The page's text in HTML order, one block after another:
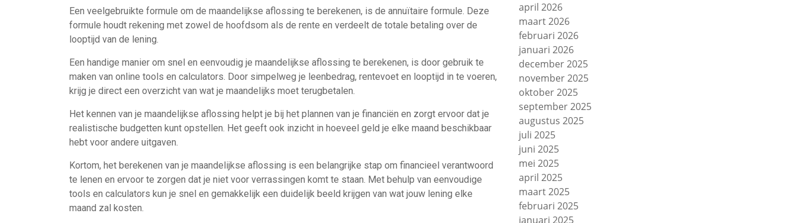
Een veelgebruikte formule om de maandelijkse aflossing te berekenen, is de annuïtaire formule. Deze
formule houdt rekening met zowel de hoofdsom als de rente en verdeelt de totale betaling over de
looptijd van de lening.
Een handige manier om snel en eenvoudig je maandelijkse aflossing te berekenen, is door gebruik te
maken van online tools en calculators. Door simpelweg je leenbedrag, rentevoet en looptijd in te voeren,
krijg je direct een overzicht van wat je maandelijks moet terugbetalen.
Het kennen van je maandelijkse aflossing helpt je bij het plannen van je financiën en zorgt ervoor dat je
realistische budgetten kunt opstellen. Het geeft ook inzicht in hoeveel geld je elke maand beschikbaar
hebt voor andere uitgaven.
Kortom, het berekenen van je maandelijkse aflossing is een belangrijke stap om financieel verantwoord
te lenen en ervoor te zorgen dat je niet voor verrassingen komt te staan. Met behulp van eenvoudige
tools en calculators kun je snel en gemakkelijk een duidelijk beeld krijgen van wat jouw lening elke
maand zal kosten.
april 2026
maart 2026
februari 2026
januari 2026
december 2025
november 2025
oktober 2025
september 2025
augustus 2025
juli 2025
juni 2025
mei 2025
april 2025
maart 2025
februari 2025
januari 2025